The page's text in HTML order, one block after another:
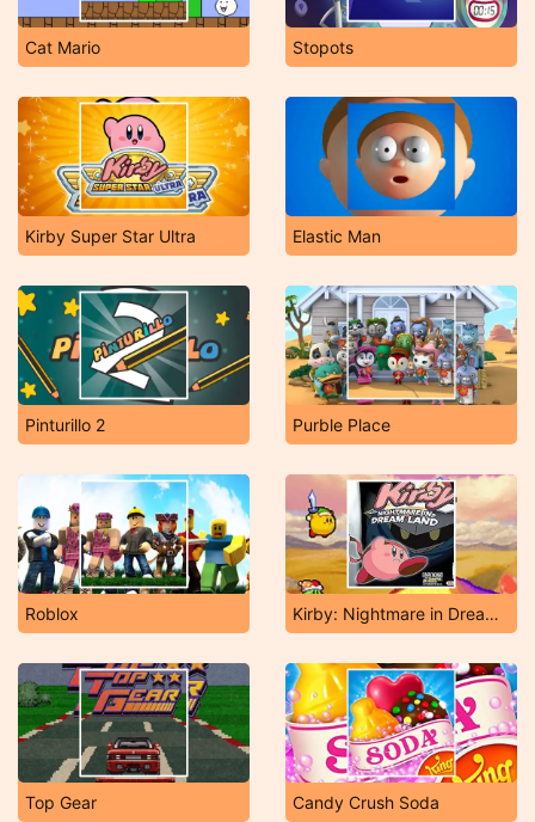
Cat Mario Stopots
Kirby Super Star Ultra Elastic Man
Pinturillo 2 Purble Place
Roblox Kirby: Nightmare in Dreamland
Top Gear Candy Crush Soda